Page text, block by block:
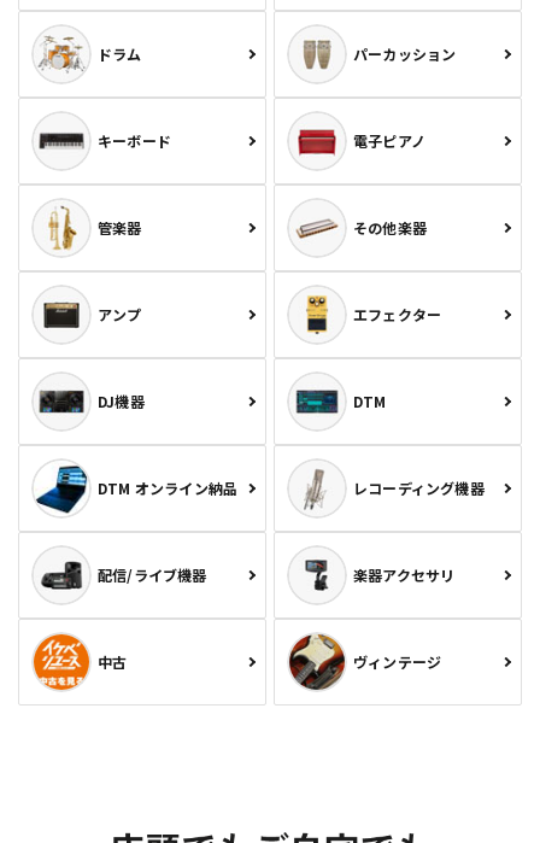
ドラム パーカッション
キーボード 電子ピアノ
管楽器 その他楽器
アンプ エフェクター
DJ機器 DTM
DTM オンライン納品 レコーディング機器
配信/ライブ機器 楽器アクセサリ
中古 ヴィンテージ